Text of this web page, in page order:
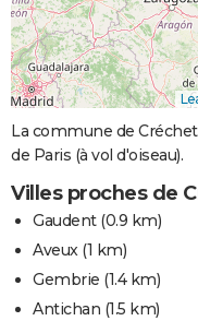
La commune de
de Paris (à vol d'oiseau).
Villes proches de
Gaudent(0.9 km)
Aveux(1 km)
Gembrie (1.4 km)
Antichan (1.5 km)